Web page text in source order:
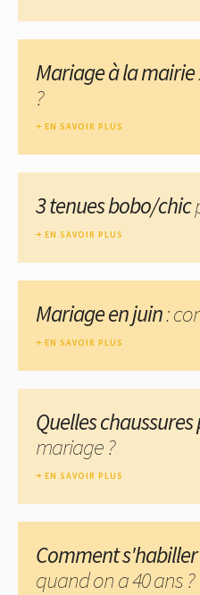
Mariage à la mairie
?
EN SAVOIR PLUS
3 tenues bobo/chic
EN SAVOIR PLUS
Mariage en juin:
EN SAVOIR PLUS
Quelles
mariage ?
EN SAVOIR PLUS
Comment
quand on a 40 ans ?